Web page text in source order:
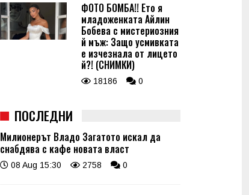
ФОТО БОМБА!! Ето я
младоженката Айлин
Бобева с мистериозния
й мъж: Защо усмивката
е изчезнала от лицето
й?! (СНИМКИ)
18186 0
ПОСЛЕДНИ
Милионерът Владо Загатото искал да
снабдява с кафе новата власт
08 Aug 15:30 2758 0